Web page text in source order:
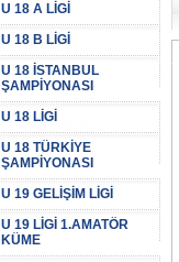
U 18 A LİGİ
U 18 B LİGİ
U 18 İSTANBUL
ŞAMPİYONASI
U 18 LİGİ
U 18 TÜRKİYE
ŞAMPİYONASI
U 19 GELİŞİM LİGİ
U 19 LİGİ 1.AMATÖR
KÜME